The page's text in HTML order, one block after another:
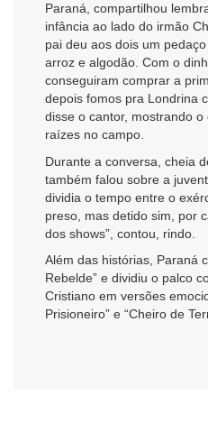
Paraná, compartilhou
infância ao lado do irmão
pai deu aos dois um
arroz e algodão. Com o
conseguiram comprar a
depois fomos pra Londrina
disse o cantor, mostrando
raízes no campo.
Durante a conversa, cheia
também falou sobre a
dividia o tempo entre o
preso, mas detido sim, por
dos shows”, contou, rindo.
Além das histórias, Paraná
Rebelde” e dividiu o palco
Cristiano em versões
Prisioneiro” e “Cheiro de